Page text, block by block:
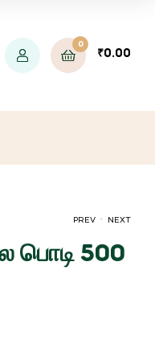
0
₹0.00
PREV NEXT
பொடி 500